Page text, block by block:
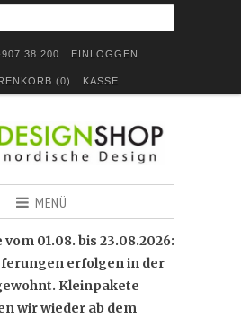
38 200 EINLOGGEN
(0) KASSE
MENÜ
01.08. bis 23.08.2026:
erfolgen in der
Kleinpakete
wir wieder ab dem